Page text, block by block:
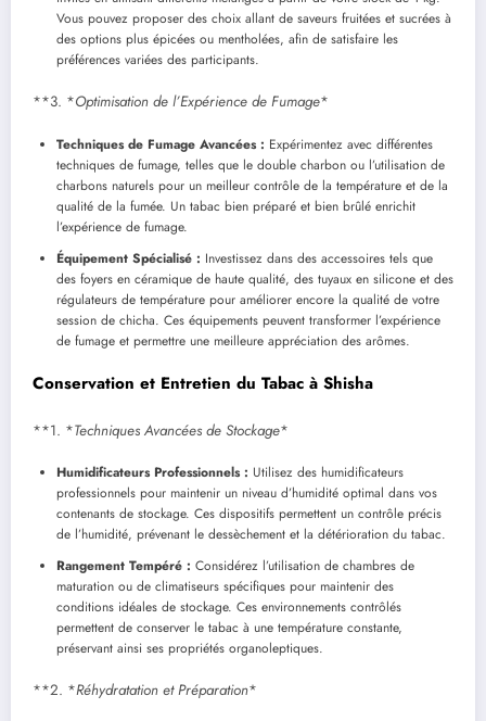
Vous pouvez proposer des choix allant de saveurs fruitées et sucrées à
des options plus épicées ou mentholées, afin de satisfaire les
préférences variées des participants.
**3. *Optimisation de l’Expérience de Fumage*
Techniques de Fumage Avancées : Expérimentez avec différentes
techniques de fumage, telles que le double charbon ou l’utilisation de
charbons naturels pour un meilleur contrôle de la température et de la
qualité de la fumée. Un tabac bien préparé et bien brûlé enrichit
l’expérience de fumage.
Équipement Spécialisé : Investissez dans des accessoires tels que
des foyers en céramique de haute qualité, des tuyaux en silicone et des
régulateurs de température pour améliorer encore la qualité de votre
session de chicha. Ces équipements peuvent transformer l’expérience
de fumage et permettre une meilleure appréciation des arômes.
Conservation et Entretien du Tabac à Shisha
**1. *Techniques Avancées de Stockage*
Humidificateurs Professionnels : Utilisez des humidificateurs
professionnels pour maintenir un niveau d’humidité optimal dans vos
contenants de stockage. Ces dispositifs permettent un contrôle précis
de l’humidité, prévenant le dessèchement et la détérioration du tabac.
Rangement Tempéré : Considérez l’utilisation de chambres de
maturation ou de climatiseurs spécifiques pour maintenir des
conditions idéales de stockage. Ces environnements contrôlés
permettent de conserver le tabac à une température constante,
préservant ainsi ses propriétés organoleptiques.
**2. *Réhydratation et Préparation*